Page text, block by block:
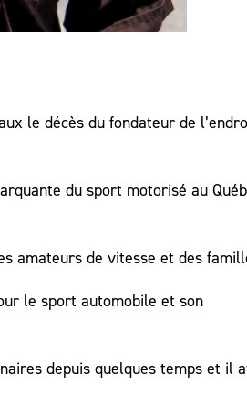
le décès du fondateur de
du sport motorisé au
amateurs de vitesse et des
le sport automobile et son
depuis quelques temps et il